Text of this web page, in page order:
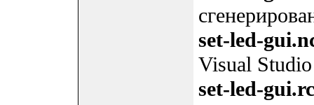
set-led-
Visual Studio
set-led-gui.rc